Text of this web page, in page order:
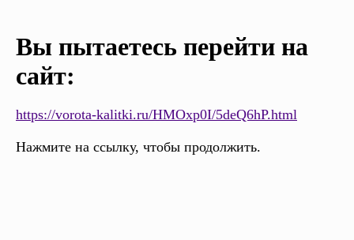
Вы пытаетесь перейти на
сайт:
https://vorota-kalitki.ru/HMOxp0I/5deQ6hP.html
Нажмите на ссылку, чтобы продолжить.